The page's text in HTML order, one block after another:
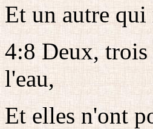
Et un autre qui
4:8 Deux, trois
l'eau,
Et elles n'ont